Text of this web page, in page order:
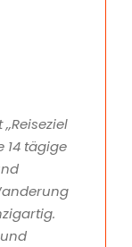
14 tägige